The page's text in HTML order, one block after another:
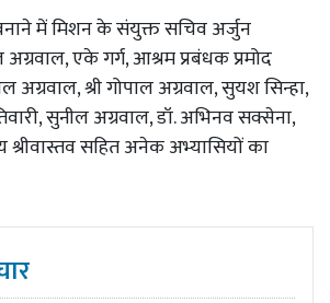
में मिशन के संयुक्त सचिव अर्जुन
अग्रवाल, एके गर्ग, आश्रम प्रबंधक प्रमोद
अग्रवाल, श्री गोपाल अग्रवाल, सुयश सिन्हा,
सुनील अग्रवाल, डॉ. अभिनव सक्सेना,
सहित अनेक अभ्यासियों का